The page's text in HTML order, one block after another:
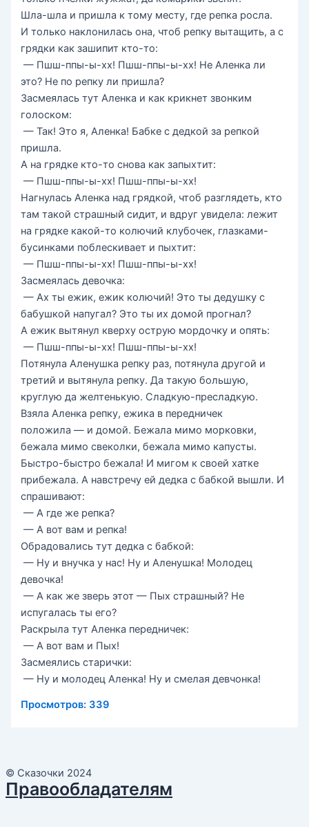
Шла-шла и пришла к тому месту, где репка росла.
И только наклонилась она, чтоб репку вытащить, а с
грядки как зашипит кто-то:
— Пшш-ппы-ы-хх! Пшш-ппы-ы-хх! Не Аленка ли
это? Не по репку ли пришла?
Засмеялась тут Аленка и как крикнет звонким
голоском:
— Так! Это я, Аленка! Бабке с дедкой за репкой
пришла.
А на грядке кто-то снова как запыхтит:
— Пшш-ппы-ы-хх! Пшш-ппы-ы-хх!
Нагнулась Аленка над грядкой, чтоб разглядеть, кто
там такой страшный сидит, и вдруг увидела: лежит
на грядке какой-то колючий клубочек, глазками-
бусинками поблескивает и пыхтит:
— Пшш-ппы-ы-хх! Пшш-ппы-ы-хх!
Засмеялась девочка:
— Ах ты ежик, ежик колючий! Это ты дедушку с
бабушкой напугал? Это ты их домой прогнал?
А ежик вытянул кверху острую мордочку и опять:
— Пшш-ппы-ы-хх! Пшш-ппы-ы-хх!
Потянула Аленушка репку раз, потянула другой и
третий и вытянула репку. Да такую большую,
круглую да желтенькую. Сладкую-пресладкую.
Взяла Аленка репку, ежика в передничек
положила — и домой. Бежала мимо морковки,
бежала мимо свеколки, бежала мимо капусты.
Быстро-быстро бежала! И мигом к своей хатке
прибежала. А навстречу ей дедка с бабкой вышли. И
спрашивают:
— А где же репка?
— А вот вам и репка!
Обрадовались тут дедка с бабкой:
— Ну и внучка у нас! Ну и Аленушка! Молодец
девочка!
— А как же зверь этот — Пых страшный? Не
испугалась ты его?
Раскрыла тут Аленка передничек:
— А вот вам и Пых!
Засмеялись старички:
— Ну и молодец Аленка! Ну и смелая девчонка!
Просмотров: 339
© Сказочки 2024
Правообладателям